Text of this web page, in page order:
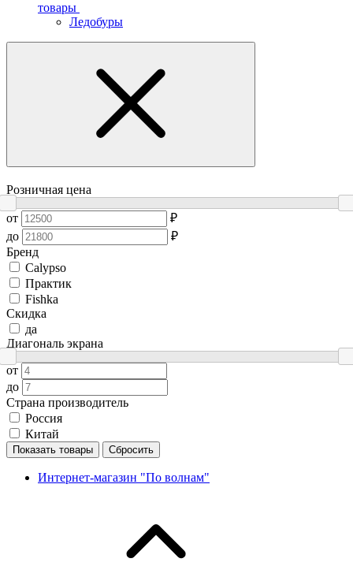
товары
Ледобуры
Розничная цена
от
₽
до
₽
Бренд
Сalypso
Практик
Fishka
Скидка
да
Диагональ экрана
от
до
Страна производитель
Россия
Китай
Показать товары Сбросить
Интернет-магазин "По волнам"